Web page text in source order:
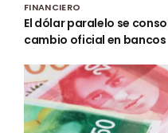
FINANCIERO
El dólar paralelo se
cambio oficial en bancos